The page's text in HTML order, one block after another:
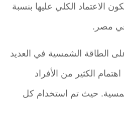
الكلي عليها بنسبة
الطاقة الشمسية في العديد
الكثير من الأفراد
حيث تم استخدام كل